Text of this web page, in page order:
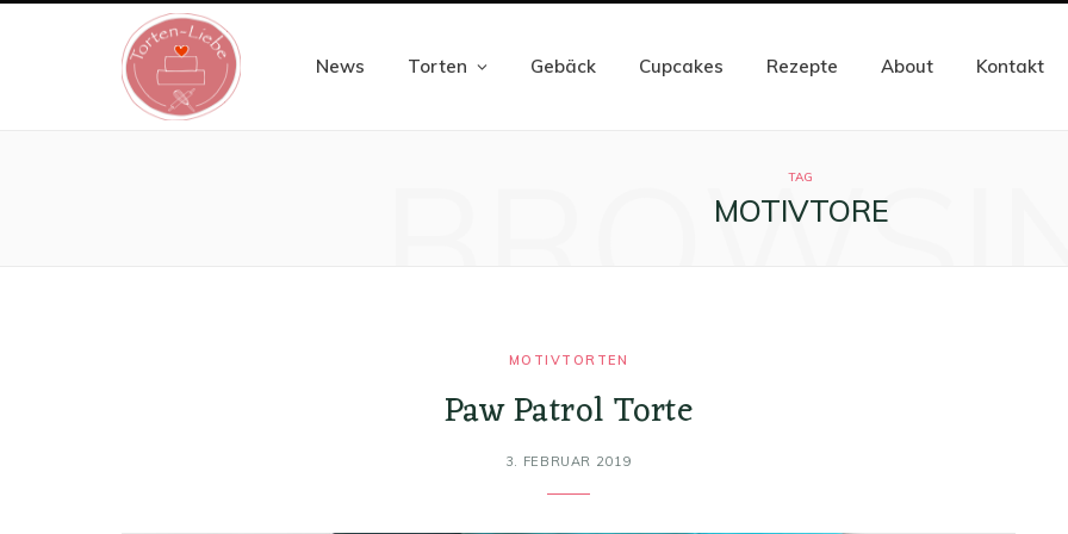
News Torten Gebäck Cupcakes Rezepte About Kontakt
TAG
MOTIVTORE
MOTIVTORTEN
Paw Patrol Torte
3. FEBRUAR 2019